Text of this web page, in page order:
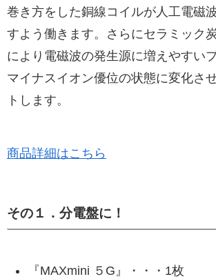
巻き方をした銅線コイルが人工電磁
すよう働きます。さらにセラミック
により電磁波の発生源に増えやすい
マイナスイオン優位の状態に変化さ
トします。
商品詳細はこちら
その１．分電盤に！
『MAXmini ５G』・・・1枚